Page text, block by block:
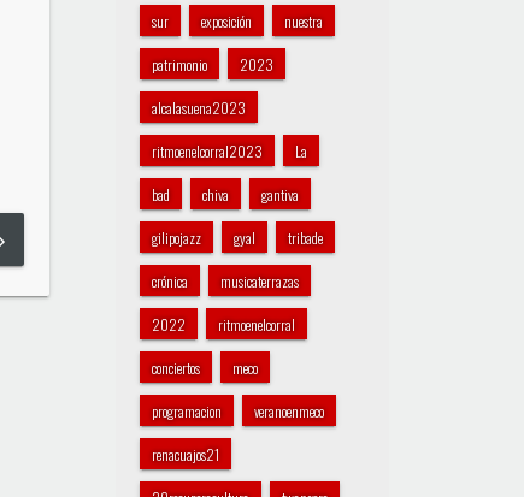
sur exposición nuestra
patrimonio 2023
alcalasuena2023
ritmoenelcorral2023 La
bad chiva gantiva
gilipojazz gyal tribade
crónica musicaterrazas
2022 ritmoenelcorral
conciertos meco
programacion veranoenmeco
renacuajos21